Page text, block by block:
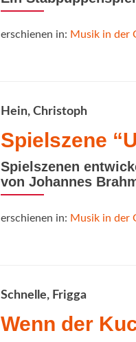
erschienen in: Musik in der
Hein, Christoph
Spielszene
Spielszenen
von Johannes
erschienen in: Musik in der
Schnelle, Frigga
Wenn der